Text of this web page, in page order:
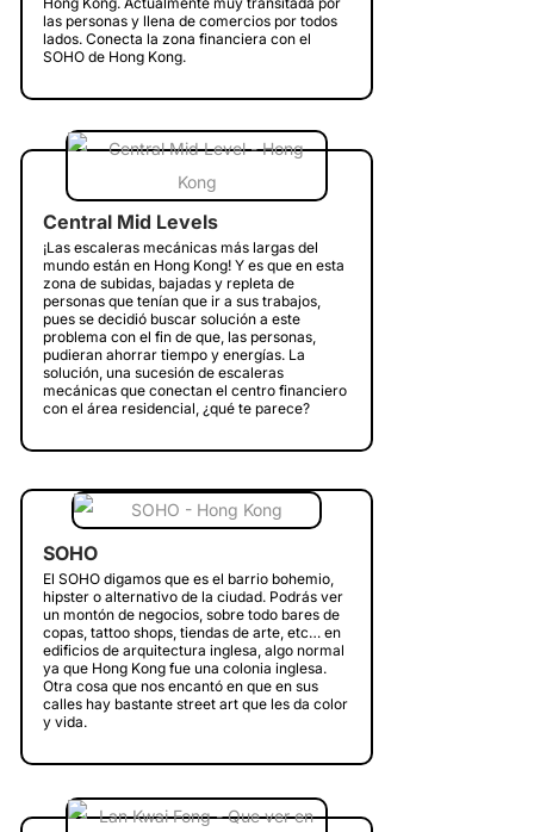
las personas y llena de comercios por todos
lados. Conecta la zona financiera con el
SOHO de Hong Kong.
Central Mid Levels
¡Las escaleras mecánicas más largas del
mundo están en Hong Kong! Y es que en esta
zona de subidas, bajadas y repleta de
personas que tenían que ir a sus trabajos,
pues se decidió buscar solución a este
problema con el fin de que, las personas,
pudieran ahorrar tiempo y energías. La
solución, una sucesión de escaleras
mecánicas que conectan el centro financiero
con el área residencial, ¿qué te parece?
SOHO
El SOHO digamos que es el barrio bohemio,
hipster o alternativo de la ciudad. Podrás ver
un montón de negocios, sobre todo bares de
copas, tattoo shops, tiendas de arte, etc… en
edificios de arquitectura inglesa, algo normal
ya que Hong Kong fue una colonia inglesa.
Otra cosa que nos encantó en que en sus
calles hay bastante street art que les da color
y vida.